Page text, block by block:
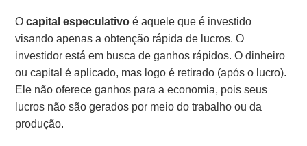
Ocapital especulativoé aquele que é investido
visando apenas a obtenção rápida de lucros. O
investidor está em busca de ganhos rápidos. O dinheiro
ou capital é aplicado, mas logo é retirado (após o lucro).
Ele não oferece ganhos para a economia, pois seus
lucros não são gerados por meio do trabalho ou da
produção.